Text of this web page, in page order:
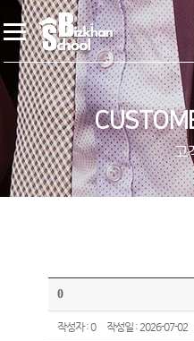
고
0
작성자 : 0 작성일 : 2026-07-02